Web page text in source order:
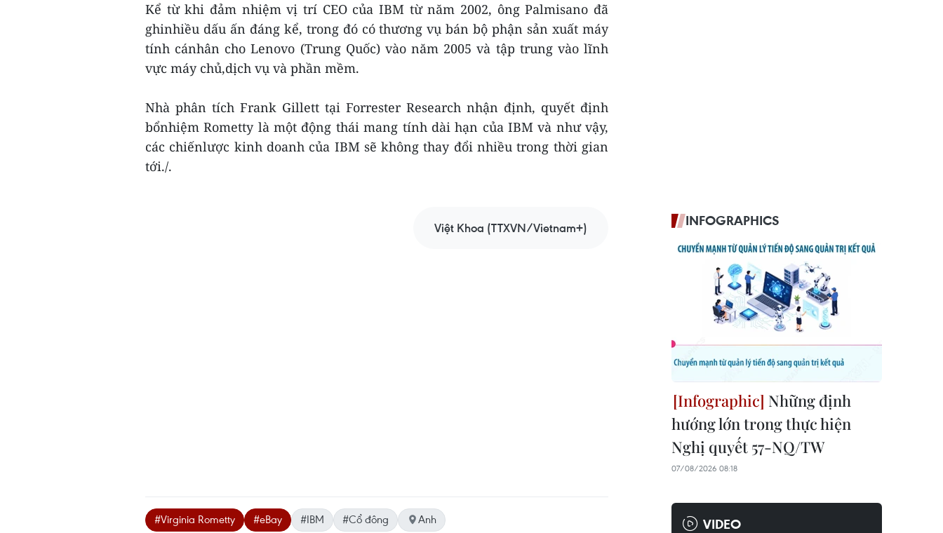
Kể từ khi đảm nhiệm vị trí CEO của IBM từ năm 2002, ông Palmisano đã
ghinhiều dấu ấn đáng kể, trong đó có thương vụ bán bộ phận sản xuất máy
tính cánhân cho Lenovo (Trung Quốc) vào năm 2005 và tập trung vào lĩnh
vực máy chủ,dịch vụ và phần mềm.
Nhà phân tích Frank Gillett tại Forrester Research nhận định, quyết định
bổnhiệm Rometty là một động thái mang tính dài hạn của IBM và như vậy,
các chiếnlược kinh doanh của IBM sẽ không thay đổi nhiều trong thời gian
tới./.
Việt Khoa (TTXVN/Vietnam+)
#Virginia Rometty #eBay #IBM #Cổ đông Anh
INFOGRAPHICS
Những định
hướng lớn trong thực hiện
Nghị quyết 57-NQ/TW
07/08/2026 08:18
VIDEO